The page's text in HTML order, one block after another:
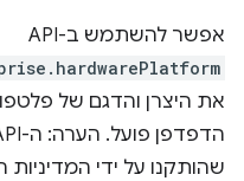
אפשר להשתמש ב-API‏
את היצרן והדגם של
שהותקנו על ידי המדיניות